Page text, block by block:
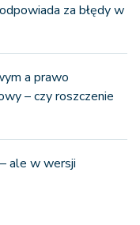
za błędy w
a prawo
– czy roszczenie
ale w wersji